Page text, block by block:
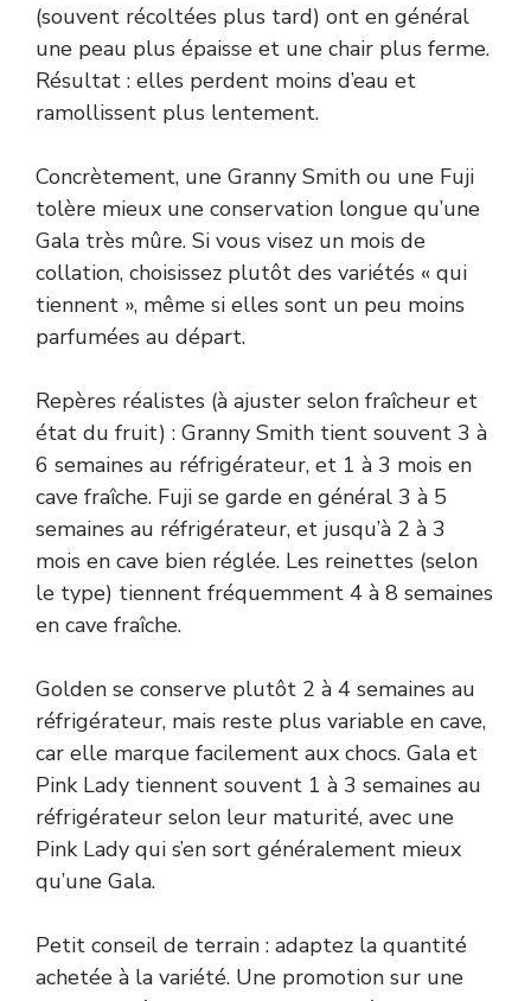
(souvent récoltées plus tard) ont en général
une peau plus épaisse et une chair plus ferme.
Résultat : elles perdent moins d’eau et
ramollissent plus lentement.
Concrètement, une Granny Smith ou une Fuji
tolère mieux une conservation longue qu’une
Gala très mûre. Si vous visez un mois de
collation, choisissez plutôt des variétés « qui
tiennent », même si elles sont un peu moins
parfumées au départ.
Repères réalistes (à ajuster selon fraîcheur et
état du fruit) : Granny Smith tient souvent 3 à
6 semaines au réfrigérateur, et 1 à 3 mois en
cave fraîche. Fuji se garde en général 3 à 5
semaines au réfrigérateur, et jusqu’à 2 à 3
mois en cave bien réglée. Les reinettes (selon
le type) tiennent fréquemment 4 à 8 semaines
en cave fraîche.
Golden se conserve plutôt 2 à 4 semaines au
réfrigérateur, mais reste plus variable en cave,
car elle marque facilement aux chocs. Gala et
Pink Lady tiennent souvent 1 à 3 semaines au
réfrigérateur selon leur maturité, avec une
Pink Lady qui s’en sort généralement mieux
qu’une Gala.
Petit conseil de terrain : adaptez la quantité
achetée à la variété. Une promotion sur une